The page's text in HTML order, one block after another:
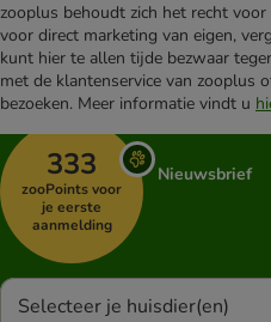
zooplus behoudt zich het recht
voor direct marketing van eigen,
kunt hier te allen tijde bezwaar
met de klantenservice van zooplus
bezoeken. Meer informatie vindt u
333
zooPoints voor
je eerste
aanmelding
Nieuwsbrief
Selecteer je huisdier(en)